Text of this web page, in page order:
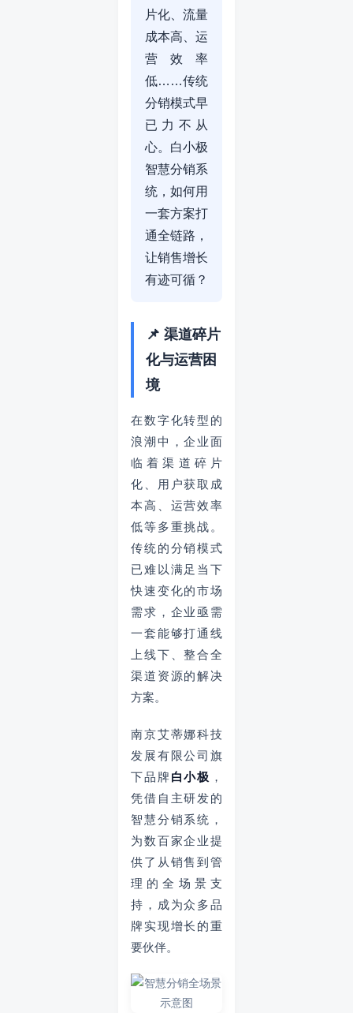
片化、流量
成本高、运
营效率
低……传统
分销模式早
已力不从
心。白小极
智慧分销系
统，如何用
一套方案打
通全链路，
让销售增长
有迹可循？
📌 渠道碎片
化与运营困
境
在数字化转型的
浪潮中，企业面
临着渠道碎片
化、用户获取成
本高、运营效率
低等多重挑战。
传统的分销模式
已难以满足当下
快速变化的市场
需求，企业亟需
一套能够打通线
上线下、整合全
渠道资源的解决
方案。
南京艾蒂娜科技
发展有限公司旗
下品牌白小极 ，
凭借自主研发的
智慧分销系统，
为数百家企业提
供了从销售到管
理的全场景支
持，成为众多品
牌实现增长的重
要伙伴。